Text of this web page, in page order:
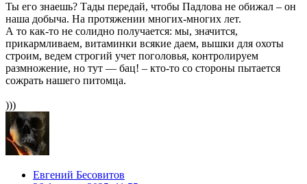
Ты его знаешь? Тады передай, чтобы Падлова не обижал – он
наша добыча. На протяжении многих-многих лет.
А то как-то не солидно получается: мы, значится,
прикармливаем, витаминки всякие даем, вышки для охоты
строим, ведем строгий учет поголовья, контролируем
размножение, но тут — бац! – кто-то со стороны пытается
сожрать нашего питомца.
)))
Евгений Бесовитов